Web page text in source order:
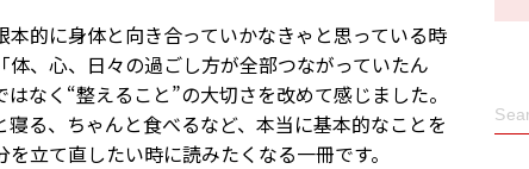
的に身体と向き合っていかなきゃと思っている時
体、心、日々の過ごし方が全部つながっていたん
なく“整えること”の大切さを改めて感じました。
る、ちゃんと食べるなど、本当に基本的なことを
立て直したい時に読みたくなる一冊です。